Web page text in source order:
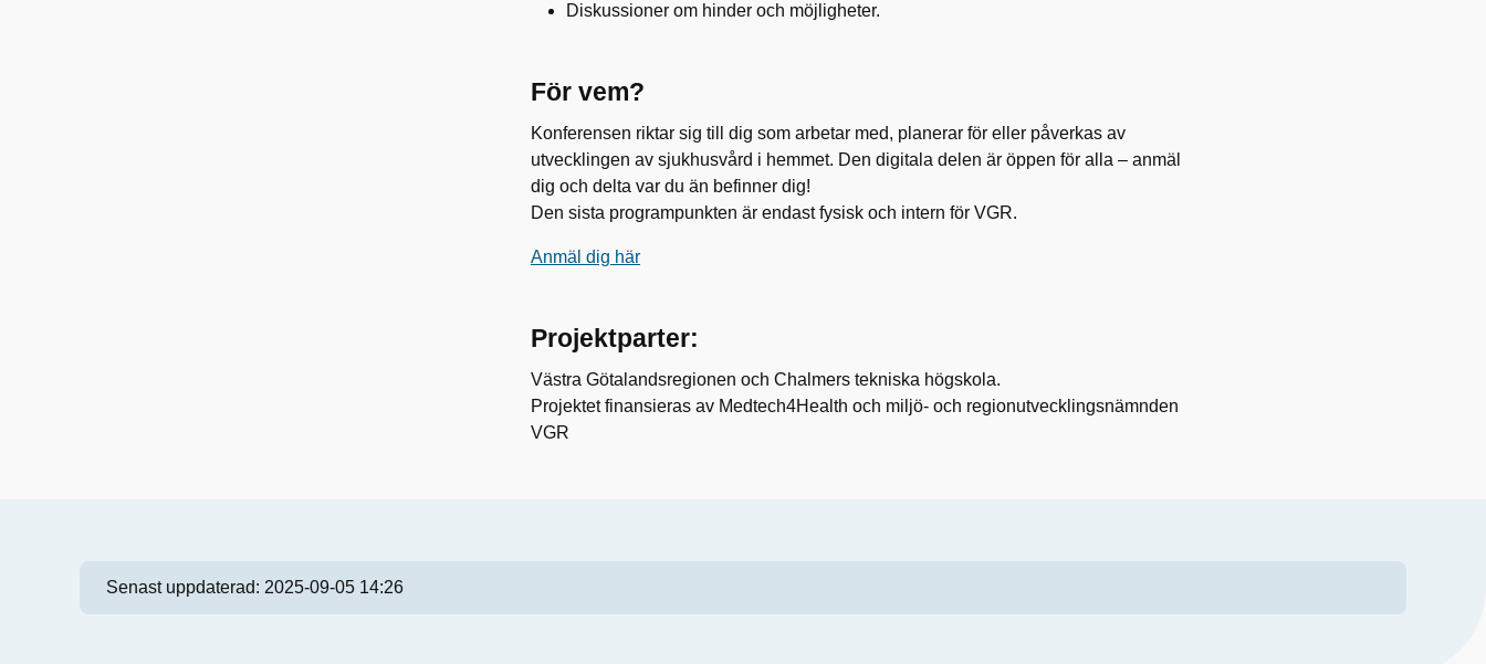
Diskussioner om hinder och möjligheter.
För vem?
Konferensen riktar sig till dig som arbetar med, planerar för eller påverkas av
utvecklingen av sjukhusvård i hemmet. Den digitala delen är öppen för alla – anmäl
dig och delta var du än befinner dig!
Den sista programpunkten är endast fysisk och intern för VGR.
Anmäl dig här
Projektparter:
Västra Götalandsregionen och Chalmers tekniska högskola.
Projektet finansieras av Medtech4Health och miljö- och regionutvecklingsnämnden
VGR
Senast uppdaterad: 2025-09-05 14:26